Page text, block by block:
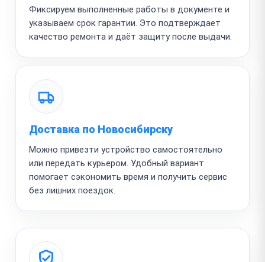
Фиксируем выполненные работы в документе и
указываем срок гарантии. Это подтверждает
качество ремонта и даёт защиту после выдачи.
Доставка по Новосибирску
Можно привезти устройство самостоятельно
или передать курьером. Удобный вариант
помогает сэкономить время и получить сервис
без лишних поездок.